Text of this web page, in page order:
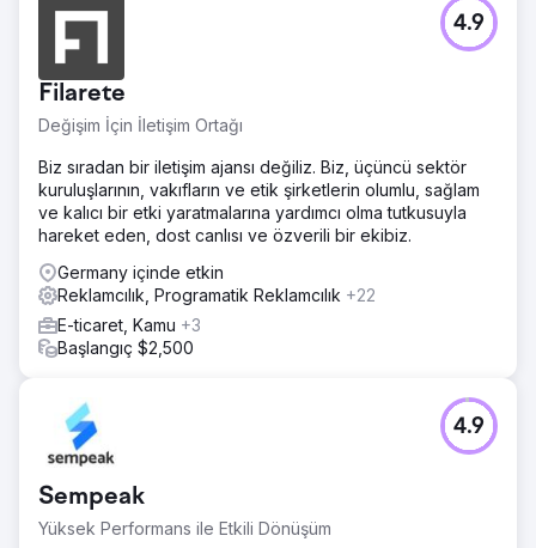
Filarete
Değişim İçin İletişim Ortağı
4.9
Biz sıradan bir iletişim ajansı değiliz. Biz, üçüncü sektör
kuruluşlarının, vakıfların ve etik şirketlerin olumlu, sağlam
ve kalıcı bir etki yaratmalarına yardımcı olma tutkusuyla
hareket eden, dost canlısı ve özverili bir ekibiz.
Germany içinde etkin
Reklamcılık, Programatik Reklamcılık +22
E-ticaret, Kamu +3
Başlangıç $2,500
Sempeak
Yüksek Performans ile Etkili Dönüşüm
4.9